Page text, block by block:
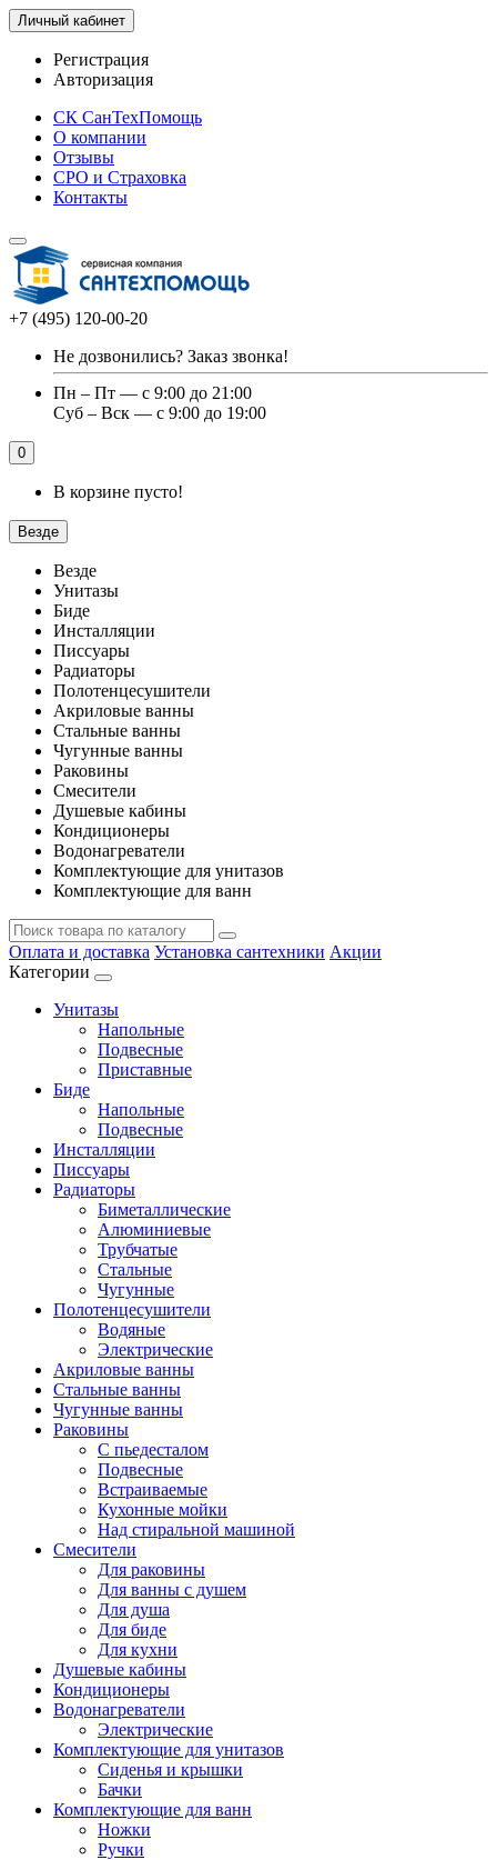
Личный кабинет
Регистрация
Авторизация
СК СанТехПомощь
О компании
Отзывы
СРО и Страховка
Контакты
+7 (495) 120-00-20
Не дозвонились? Заказ звонка!
Пн – Пт — с 9:00 до 21:00
Суб – Вск — с 9:00 до 19:00
0
В корзине пусто!
Везде
Везде
Унитазы
Биде
Инсталляции
Писсуары
Радиаторы
Полотенцесушители
Акриловые ванны
Стальные ванны
Чугунные ванны
Раковины
Смесители
Душевые кабины
Кондиционеры
Водонагреватели
Комплектующие для унитазов
Комплектующие для ванн
Оплата и доставка Установка сантехники Акции
Категории
Унитазы
Напольные
Подвесные
Приставные
Биде
Напольные
Подвесные
Инсталляции
Писсуары
Радиаторы
Биметаллические
Алюминиевые
Трубчатые
Стальные
Чугунные
Полотенцесушители
Водяные
Электрические
Акриловые ванны
Стальные ванны
Чугунные ванны
Раковины
С пьедесталом
Подвесные
Встраиваемые
Кухонные мойки
Над стиральной машиной
Смесители
Для раковины
Для ванны с душем
Для душа
Для биде
Для кухни
Душевые кабины
Кондиционеры
Водонагреватели
Электрические
Комплектующие для унитазов
Сиденья и крышки
Бачки
Комплектующие для ванн
Ножки
Ручки